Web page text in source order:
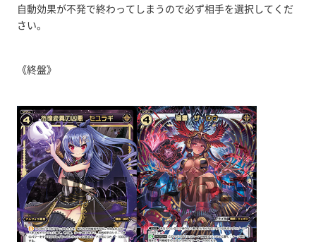
自動効果が不発で終わってしまうので必ず相手を選択してくだ
さい。
《終盤》